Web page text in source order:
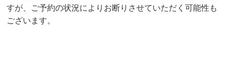
すが、ご予約の状況によりお断りさせていただく可能性も
ございます。